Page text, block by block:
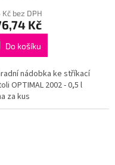
Kč bez DPH
Kč
Do košíku
nádobka ke stříkací
OPTIMAL 2002 - 0,5 l
za kus